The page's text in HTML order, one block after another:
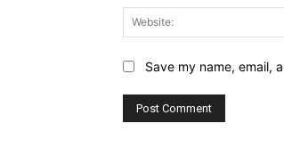
Save my name, email,